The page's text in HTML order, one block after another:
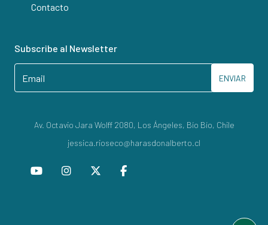
Contacto
Subscribe al Newsletter
ENVIAR
Av. Octavio Jara Wolff 2080, Los Ángeles, Bío Bío, Chile
jessica.rioseco@harasdonalberto.cl